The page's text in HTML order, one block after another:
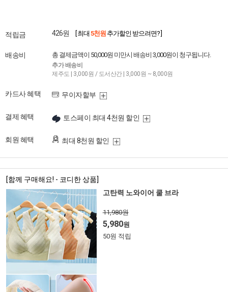
적립금 426원 [ 최대 5천원 추가할인 받으려면? ]
배송비 총 결제금액이 50,000원 미만시 배송비 3,000원이 청구됩니다.
추가 배송비
제주도 | 3,000원 / 도서산간 | 3,000원 ~ 8,000원
카드사 혜택 무이자할부
결제 혜택 토스페이 최대 4천원 할인
회원 혜택 최대 8천원 할인
[함께 구매해요! - 코디한 상품]
고탄력 노와이어 쿨 브라
11,980원
5,980원
50원 적립